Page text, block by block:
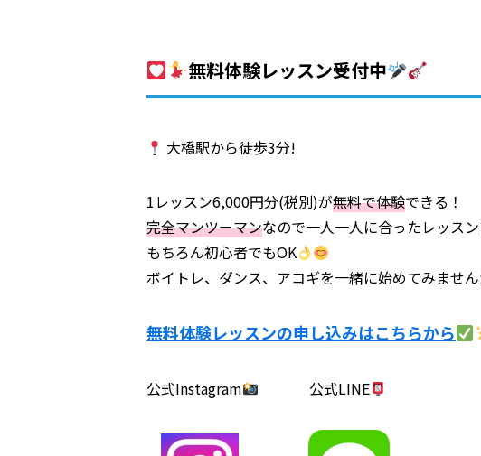
無料体験レッスン受付中
大橋駅から徒歩3分!
1レッスン6,000円分(税別)が無料で体験できる！
完全マンツーマンなので一人一人に合ったレッス
もちろん初心者でもOK
ボイトレ、ダンス、アコギを一緒に始めてみません
無料体験レッスンの申し込みはこちらから
公式Instagram 公式LINE